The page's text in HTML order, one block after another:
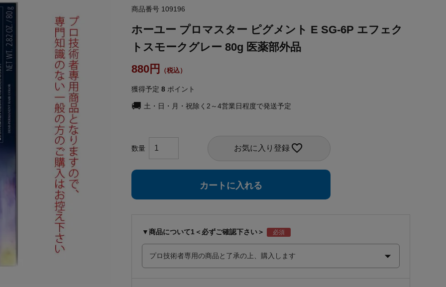
商品番号 109196
ホーユー プロマスター ピグメント E SG-6P エフェク
トスモークグレー 80g 医薬部外品
880
獲得予定 8 ポイント
土・日・月・祝除く2～4営業日程度で発送予定
お気に入り登録
カートに入れる
▼商品について1＜必ずご確認下さい＞